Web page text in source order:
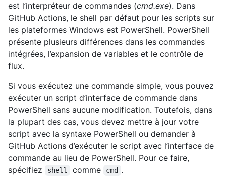
est l’interpréteur de commandes (cmd.exe). Dans
GitHub Actions, le shell par défaut pour les scripts sur
les plateformes Windows est PowerShell. PowerShell
présente plusieurs différences dans les commandes
intégrées, l’expansion de variables et le contrôle de
flux.
Si vous exécutez une commande simple, vous pouvez
exécuter un script d’interface de commande dans
PowerShell sans aucune modification. Toutefois, dans
la plupart des cas, vous devez mettre à jour votre
script avec la syntaxe PowerShell ou demander à
GitHub Actions d’exécuter le script avec l’interface de
commande au lieu de PowerShell. Pour ce faire,
spécifiez
shell comme cmd .